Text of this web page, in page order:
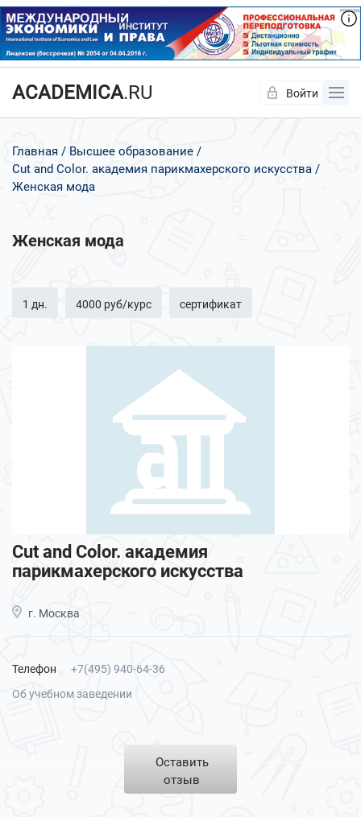
ACADEMICA.RU Войти
Главная
Высшее образование
Cut and Color. академия парикмахерского искусства
Женская мода
Женская мода
1 дн. 4000 руб/курс сертификат
Cut and Color. академия
парикмахерского искусства
г. Москва
Телефон
+7(495) 940-64-36
Об учебном заведении
Оставить
отзыв
Да Нет